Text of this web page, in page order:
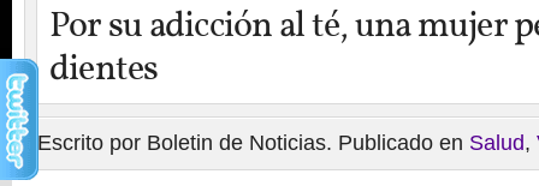
Por su adicción al té, una mujer
dientes
Escrito por Boletin de Noticias. Publicado en Salud,